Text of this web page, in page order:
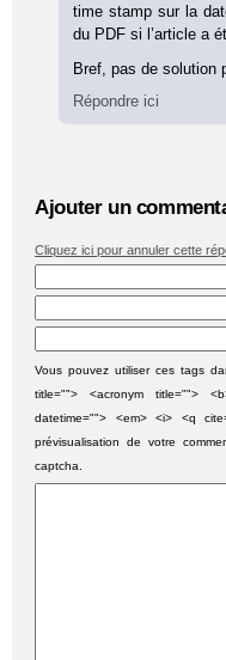
time stamp sur la
du PDF si l’article a
Bref, pas de
Répondre ici
Ajouter un
Cliquez ici pour annuler cette
Vous pouvez utiliser ces tags
title=""> <acronym title="">
datetime=""> <em> <i> <q
prévisualisation de votre
captcha.